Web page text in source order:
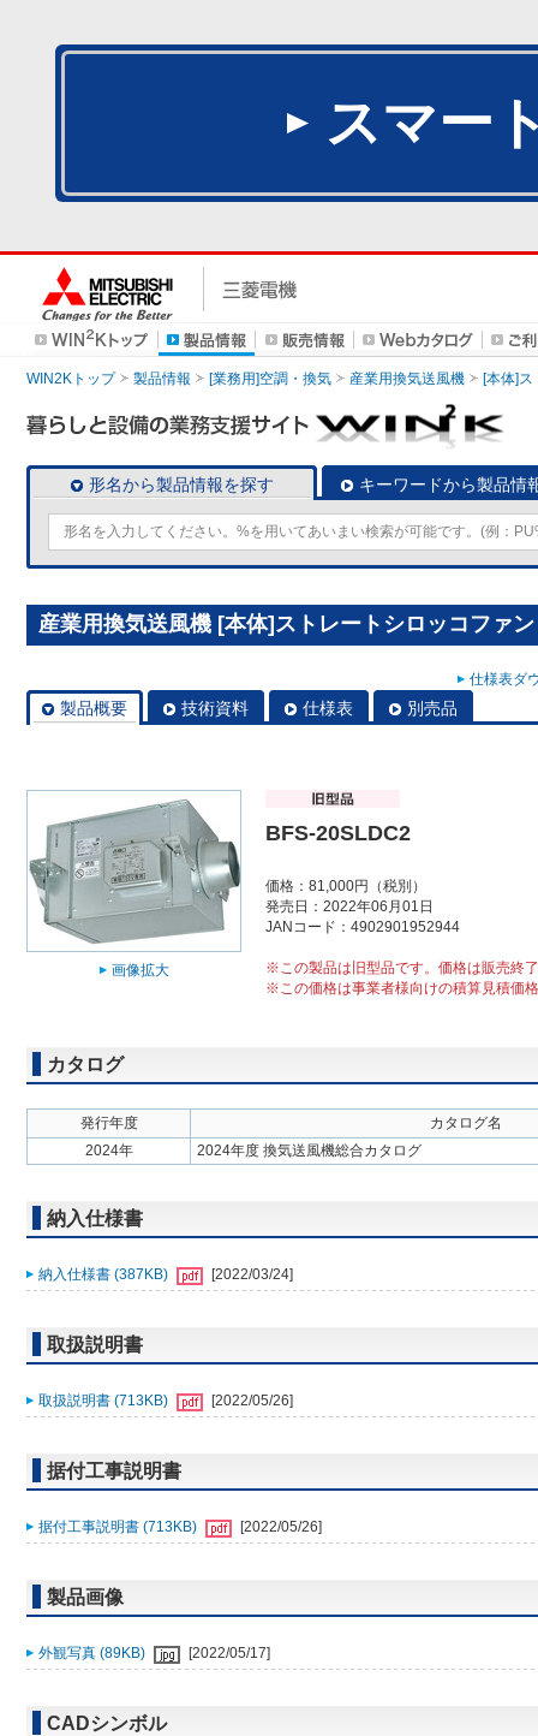
スマー
WIN2Kトップ 製品情報 [業務用]空調・換気 産業用換気送風機 [本体]
形名から製品情報を探す キーワードから製品情
産業用換気送風機 [本体]ストレートシロッコファ
仕様表ダ
製品概要 技術資料 仕様表 別売品
画像拡大
BFS-20SLDC2
価格：81,000円（税別）
発売日：2022年06月01日
JANコード：4902901952944
※この製品は旧型品です。価格は販売終
※この価格は事業者様向けの積算見積価
カタログ
発行年度
カタログ名
2024年
2024年度 換気送風機総合カタログ
納入仕様書
納入仕様書 (387KB) [2022/03/24]
取扱説明書
取扱説明書 (713KB) [2022/05/26]
据付工事説明書
据付工事説明書 (713KB) [2022/05/26]
製品画像
外観写真 (89KB) [2022/05/17]
CADシンボル